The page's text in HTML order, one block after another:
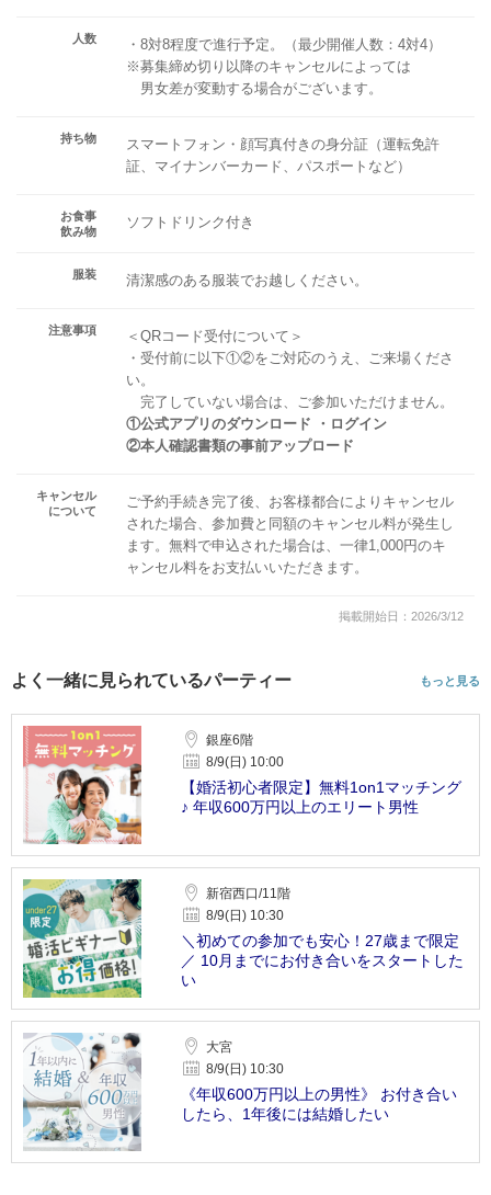
人数
・8対8程度で進行予定。（最少開催人数：4対4）
※募集締め切り以降のキャンセルによっては
男女差が変動する場合がございます。
持ち物
スマートフォン・顔写真付きの身分証（運転免許
証、マイナンバーカード、パスポートなど）
お食事
飲み物
ソフトドリンク付き
服装 清潔感のある服装でお越しください。
注意事項
＜QRコード受付について＞
・受付前に以下①②をご対応のうえ、ご来場くださ
い。
完了していない場合は、ご参加いただけません。
①公式アプリのダウンロード ・ログイン
②本人確認書類の事前アップロード
キャンセル
について
ご予約手続き完了後、お客様都合によりキャンセル
された場合、参加費と同額のキャンセル料が発生し
ます。無料で申込された場合は、一律1,000円のキ
ャンセル料をお支払いいただきます。
掲載開始日：2026/3/12
よく一緒に見られているパーティー もっと見る
銀座6階
8/9(日) 10:00
【婚活初心者限定】無料1on1マッチング
♪ 年収600万円以上のエリート男性
新宿西口/11階
8/9(日) 10:30
＼初めての参加でも安心！27歳まで限定
／ 10月までにお付き合いをスタートした
い
大宮
8/9(日) 10:30
《年収600万円以上の男性》 お付き合い
したら、1年後には結婚したい